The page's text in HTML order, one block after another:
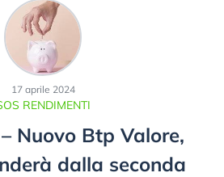
RENDIMENTI
17 aprile 2024
Nuovo Btp Valore,
dalla seconda